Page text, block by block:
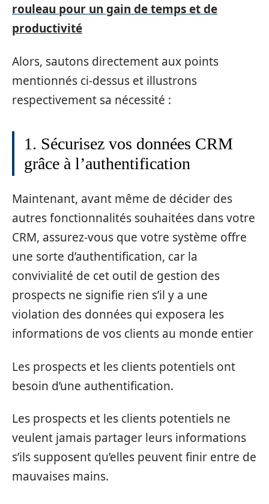
rouleau pour un gain de temps et de
productivité
Alors, sautons directement aux points
mentionnés ci-dessus et illustrons
respectivement sa nécessité :
1. Sécurisez vos données CRM
grâce à l’authentification
Maintenant, avant même de décider des
autres fonctionnalités souhaitées dans votre
CRM, assurez-vous que votre système offre
une sorte d’authentification, car la
convivialité de cet outil de gestion des
prospects ne signifie rien s’il y a une
violation des données qui exposera les
informations de vos clients au monde entier
Les prospects et les clients potentiels ont
besoin d’une authentification.
Les prospects et les clients potentiels ne
veulent jamais partager leurs informations
s’ils supposent qu’elles peuvent finir entre de
mauvaises mains.